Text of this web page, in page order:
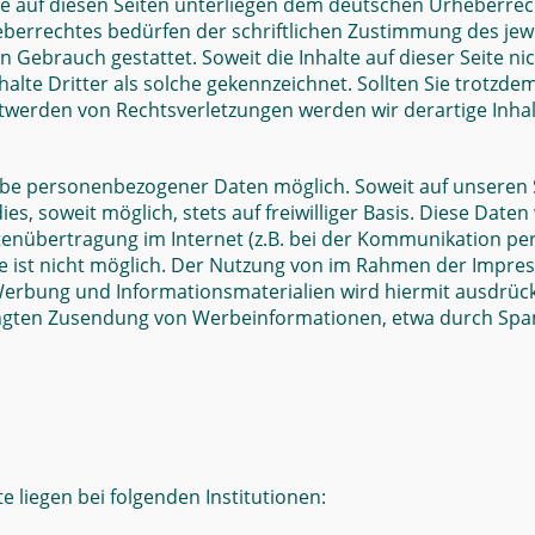
bedürfen der schriftlichen Zustimmung des
gestattet. Soweit die Inhalte auf dieser Seite
Dritter als solche gekennzeichnet. Sollten Sie
von Rechtsverletzungen werden wir derartige
personenbezogener Daten möglich. Soweit auf
soweit möglich, stets auf freiwilliger Basis. Diese
im Internet (z.B. bei der Kommunikation
nicht möglich. Der Nutzung von im Rahmen der
und Informationsmaterialien wird hiermit
Zusendung von Werbeinformationen, etwa durch
liegen bei folgenden Institutionen: